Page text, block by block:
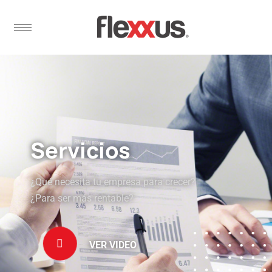
Servicios
¿Qué necesita tu empresa para crecer?
¿Para ser más rentable?
VER VIDEO